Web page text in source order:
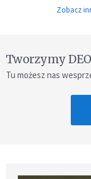
Zobacz
Tworzymy
Tu możesz nas